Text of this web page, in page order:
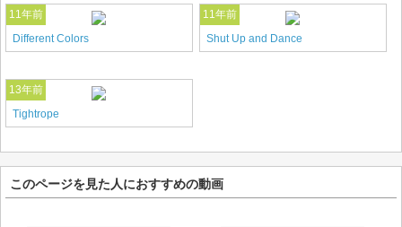
11年前
Different Colors
11年前
Shut Up and Dance
13年前
Tightrope
このページを見た人におすすめの動画